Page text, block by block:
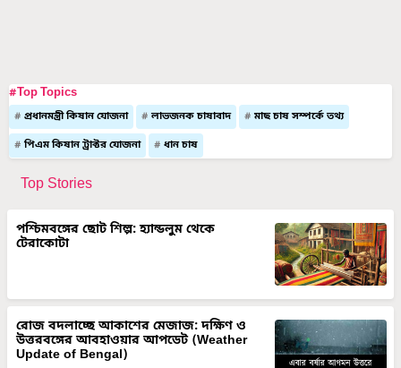
#Top Topics
প্রধানমন্ত্রী কিষান যোজনা লাভজনক চাষাবাদ মাছ চাষ সম্পর্কে তথ্য
পিএম কিষান ট্রাক্টর যোজনা ধান চাষ
Top Stories
পশ্চিমবঙ্গের ছোট শিল্প: হ্যান্ডলুম থেকে
টেরাকোটা
রোজ বদলাচ্ছে আকাশের মেজাজ: দক্ষিণ ও
উত্তরবঙ্গের আবহাওয়ার আপডেট (Weather
Update of Bengal)